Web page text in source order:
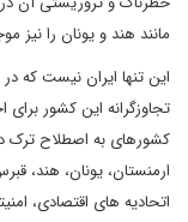
مانند هند و یونان را
این تنها ایران نیست که
تجاوزگرانه این کشور
کشورهای به اصطلاح ترک
ارمنستان، یونان، هند،
اتحادیه های اقتصادی،